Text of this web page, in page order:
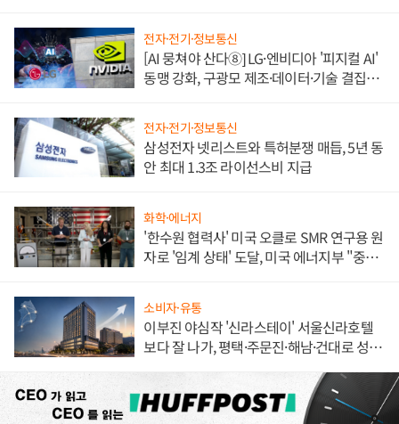
전자·전기·정보통신
[AI 뭉쳐야 산다⑧] LG·엔비디아 '피지컬 AI'
동맹 강화, 구광모 제조·데이터·기술 결집
전자·전기·정보통신
삼성전자 넷리스트와 특허분쟁 매듭, 5년 동
안 최대 1.3조 라이선스비 지급
화학·에너지
'한수원 협력사' 미국 오클로 SMR 연구용 원
자로 '임계 상태' 도달, 미국 에너지부 "중요
소비자·유통
이부진 야심작 '신라스테이' 서울신라호텔
보다 잘 나가, 평택·주문진·해남·건대로 성